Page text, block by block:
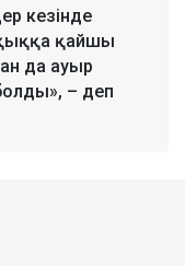
кезінде
қайшы
да ауыр
– деп